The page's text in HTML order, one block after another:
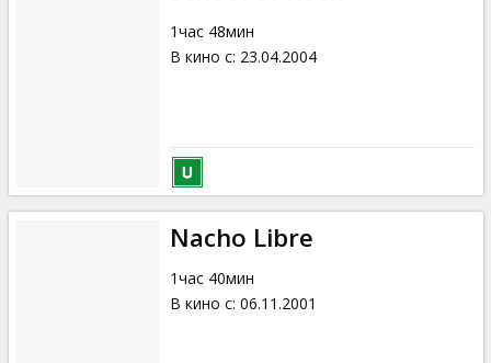
1час 48мин
В кино с: 23.04.2004
Nacho Libre
1час 40мин
В кино с: 06.11.2001